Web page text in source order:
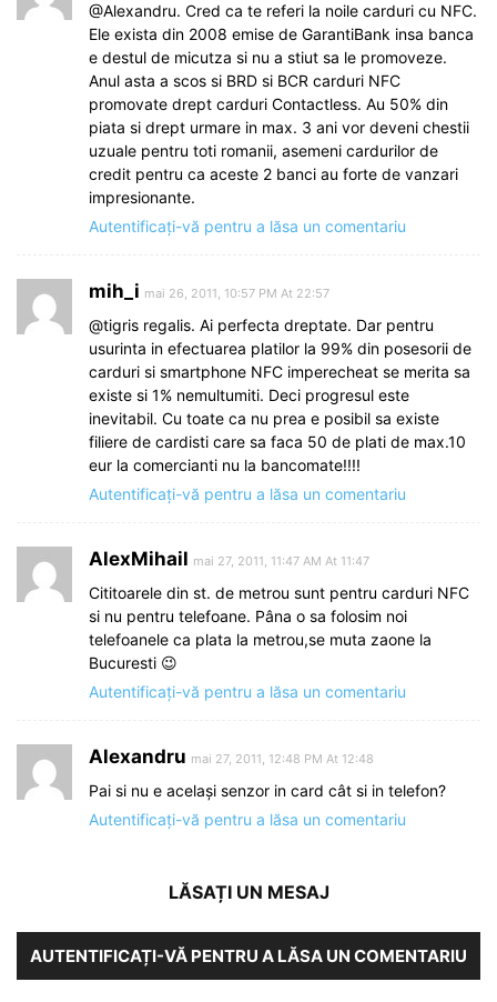
@Alexandru. Cred ca te referi la noile carduri cu NFC.
Ele exista din 2008 emise de GarantiBank insa banca
e destul de micutza si nu a stiut sa le promoveze.
Anul asta a scos si BRD si BCR carduri NFC
promovate drept carduri Contactless. Au 50% din
piata si drept urmare in max. 3 ani vor deveni chestii
uzuale pentru toti romanii, asemeni cardurilor de
credit pentru ca aceste 2 banci au forte de vanzari
impresionante.
Autentificați-vă pentru a lăsa un comentariu
mih_i mai 26, 2011, 10:57 PM At 22:57
@tigris regalis. Ai perfecta dreptate. Dar pentru
usurinta in efectuarea platilor la 99% din posesorii de
carduri si smartphone NFC imperecheat se merita sa
existe si 1% nemultumiti. Deci progresul este
inevitabil. Cu toate ca nu prea e posibil sa existe
filiere de cardisti care sa faca 50 de plati de max.10
eur la comercianti nu la bancomate!!!!
Autentificați-vă pentru a lăsa un comentariu
AlexMihail mai 27, 2011, 11:47 AM At 11:47
Cititoarele din st. de metrou sunt pentru carduri NFC
si nu pentru telefoane. Pâna o sa folosim noi
telefoanele ca plata la metrou,se muta zaone la
Bucuresti 😉
Autentificați-vă pentru a lăsa un comentariu
Alexandru mai 27, 2011, 12:48 PM At 12:48
Pai si nu e același senzor in card cât si in telefon?
Autentificați-vă pentru a lăsa un comentariu
LĂSAȚI UN MESAJ
AUTENTIFICAȚI-VĂ PENTRU A LĂSA UN COMENTARIU